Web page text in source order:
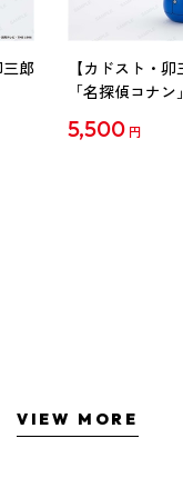
三郎
【カドスト・
「名探偵コナ
5,500 円
VIEW MORE